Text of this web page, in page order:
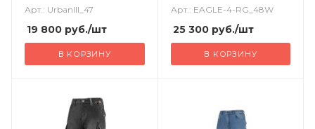
Арт.: UrbanIII_47
19 800 руб./шт
В КОРЗИНУ
Арт.: EAGLE-4-RG_48W
25 300руб./шт
В КОРЗИНУ